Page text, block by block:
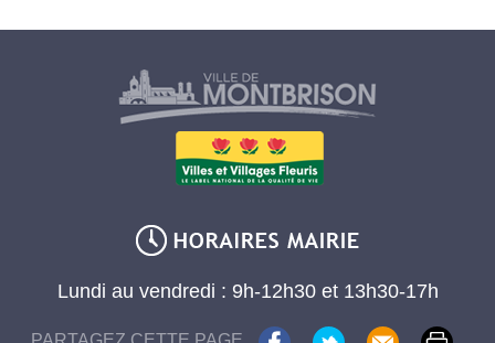
Lundi au vendredi : 9h-12h30 et 13h30-17h